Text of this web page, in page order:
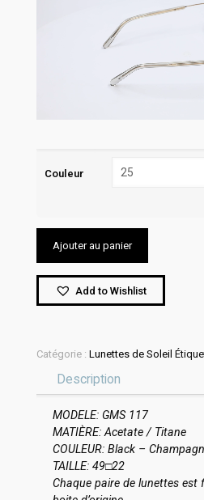
Couleur
Ajouter au panier
Add to Wishlist
Catégorie : Lunettes de Soleil
Description
MODELE: GMS 117
MATIÈRE: Acetate / Titane
COULEUR: Black –
TAILLE: 49□22
Chaque paire de lunettes est